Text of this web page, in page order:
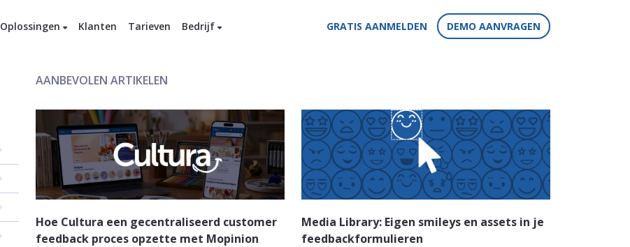
Oplossingen Klanten Tarieven Bedrijf GRATIS AANMELDEN DEMO AANVRAGEN
AANBEVOLEN ARTIKELEN
Hoe Cultura een gecentraliseerd customer
feedback proces opzette met Mopinion
Media Library: Eigen smileys en assets in je
feedbackformulieren